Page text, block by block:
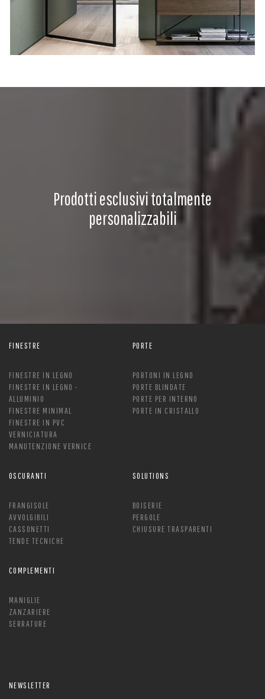
Prodotti esclusivi totalmente
personalizzabili
FINESTRE
FINESTRE IN LEGNO
FINESTRE IN LEGNO -
ALLUMINIO
FINESTRE MINIMAL
FINESTRE IN PVC
VERNICIATURA
MANUTENZIONE VERNICE
PORTE
PORTONI IN LEGNO
PORTE BLINDATE
PORTE PER INTERNO
PORTE IN CRISTALLO
OSCURANTI
FRANGISOLE
AVVOLGIBILI
CASSONETTI
TENDE TECNICHE
SOLUTIONS
BOISERIE
PERGOLE
CHIUSURE TRASPARENTI
COMPLEMENTI
MANIGLIE
ZANZARIERE
SERRATURE
NEWSLETTER